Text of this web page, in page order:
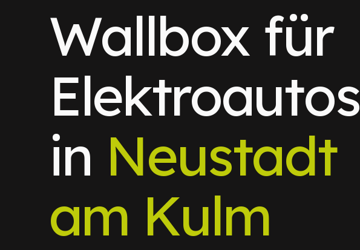
Wallbox für
Elektroautos
in Neustadt
am Kulm